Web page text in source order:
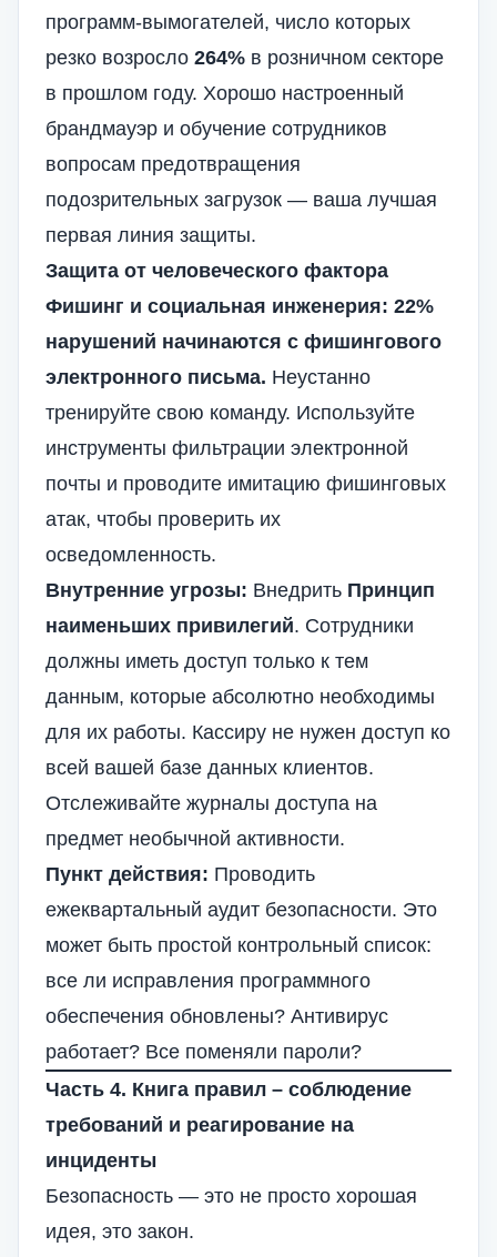
программ-вымогателей, число которых
резко возросло 264% в розничном секторе
в прошлом году. Хорошо настроенный
брандмауэр и обучение сотрудников
вопросам предотвращения
подозрительных загрузок — ваша лучшая
первая линия защиты.
Защита от человеческого фактора
Фишинг и социальная инженерия: 22%
нарушений начинаются с фишингового
электронного письма. Неустанно
тренируйте свою команду. Используйте
инструменты фильтрации электронной
почты и проводите имитацию фишинговых
атак, чтобы проверить их
осведомленность.
Внутренние угрозы: Внедрить Принцип
наименьших привилегий. Сотрудники
должны иметь доступ только к тем
данным, которые абсолютно необходимы
для их работы. Кассиру не нужен доступ ко
всей вашей базе данных клиентов.
Отслеживайте журналы доступа на
предмет необычной активности.
Пункт действия: Проводить
ежеквартальный аудит безопасности. Это
может быть простой контрольный список:
все ли исправления программного
обеспечения обновлены? Антивирус
работает? Все поменяли пароли?
Часть 4. Книга правил – соблюдение
требований и реагирование на
инциденты
Безопасность — это не просто хорошая
идея, это закон.